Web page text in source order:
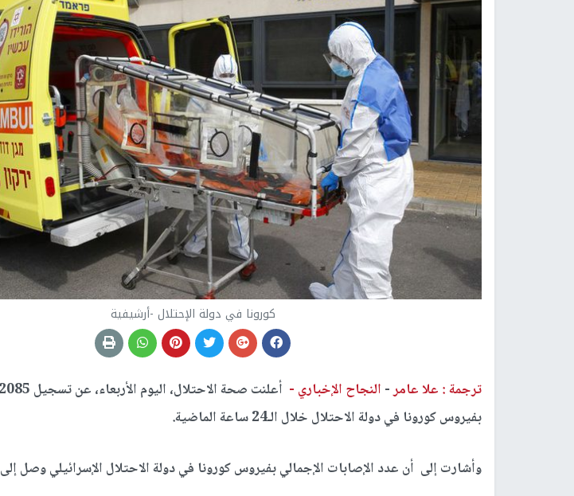
كورونا في دولة الإحتلال -أرشيفية
ترجمة : علا عامر- النجاح الإخباري -
بفيروس كورونا في دولة الاحتلال خلال الـ24 ساعة الماضية.
وأشارت إلى أن عدد الإصابات الإجمالي بفيروس كورونا في دولة الاحتلال الإسرائيلي وصل إلى 119,265 حالة.